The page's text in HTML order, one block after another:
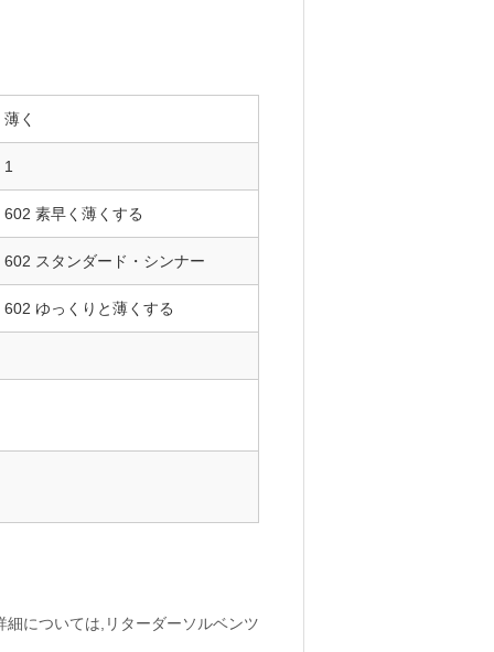
薄く
1
602 素早く薄くする
602 スタンダード・シンナー
602 ゆっくりと薄くする
については,リターダーソルベンツ